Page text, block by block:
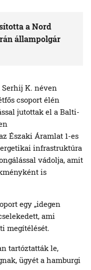
a Nord
állampolgár
csoport élén
jutottak el a Balti-
Északi Áramlat 1-es
infrastruktúra
vádolja, amit
is
egy „idegen
ami
megítélését.
tartóztatták le,
ügyét a hamburgi